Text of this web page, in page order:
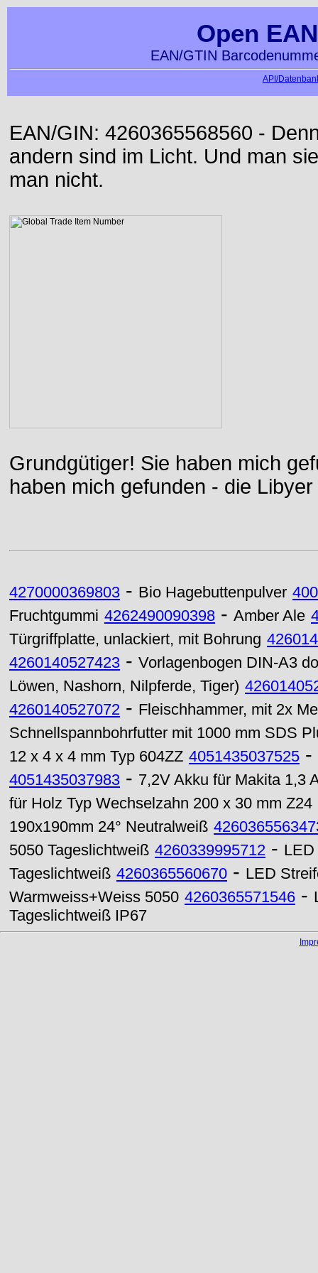
Open
EAN/GTIN
API/
EAN/GIN: 4260365568560 -
andern sind im Licht. Und man
man nicht.
Grundgütiger! Sie haben mich
haben mich gefunden - die
4270000369803 - Bio Hagebuttenpulver
Fruchtgummi 4262490090398 - Amber Ale
Türgriffplatte, unlackiert, mit Bohrung
4260140527423 - Vorlagenbogen DIN-A3
Löwen, Nashorn, Nilpferde, Tiger)
4260140527072 - Fleischhammer, mit 2x
Schnellspannbohrfutter mit 1000 mm SDS
12 x 4 x 4 mm Typ 604ZZ 4051435037525 -
4051435037983 - 7,2V Akku für Makita 1,3
für Holz Typ Wechselzahn 200 x 30 mm Z24
190x190mm 24° Neutralweiß
5050 Tageslichtweiß 4260339995712 -
Tageslichtweiß 4260365560670 - LED
Warmweiss+Weiss 5050 4260365571546 -
Tageslichtweiß IP67